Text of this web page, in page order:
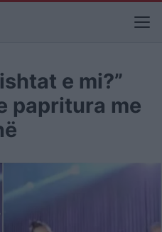
e mi?”
papritura me